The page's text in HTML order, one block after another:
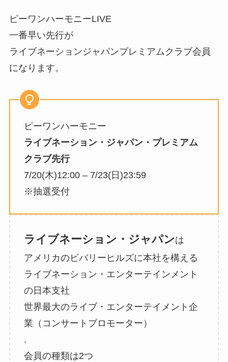
ピーワンハーモニーLIVE
一番早い先行が
ライブネーションジャパンプレミアムクラブ会員
になります。
ピーワンハーモニー
ライブネーション・ジャパン・プレミアム
クラブ先行
7/20(木)12:00 – 7/23(日)23:59
※抽選受付
ライブネーション・ジャパンは
アメリカのビバリーヒルズに本社を構える
ライブネーション・エンターテインメント
の日本支社
世界最大のライブ・エンターテイメント企
業（コンサートプロモーター）
.
会員の種類は2つ